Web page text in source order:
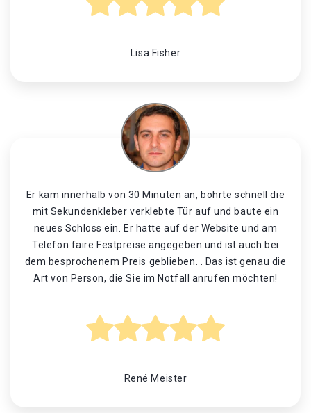
Lisa Fisher
Er kam innerhalb von 30 Minuten an, bohrte schnell die
mit Sekundenkleber verklebte Tür auf und baute ein
neues Schloss ein. Er hatte auf der Website und am
Telefon faire Festpreise angegeben und ist auch bei
dem besprochenem Preis geblieben. . Das ist genau die
Art von Person, die Sie im Notfall anrufen möchten!
René Meister